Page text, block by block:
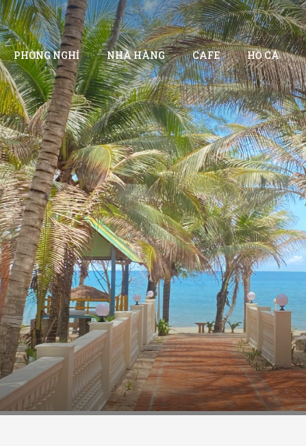
PHÒNG NGHỈ NHÀ HÀNG CAFE HỒ CÁ